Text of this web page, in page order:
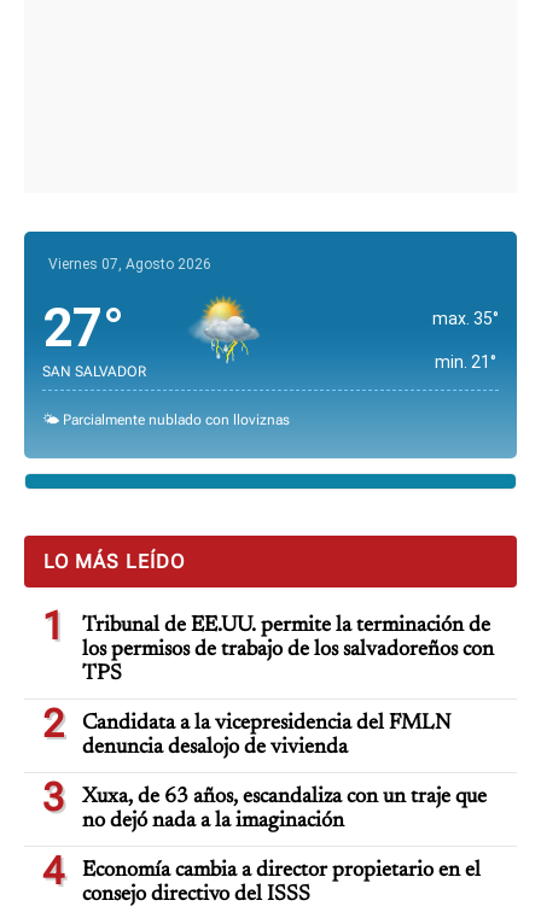
Viernes 07, Agosto 2026
27°
SAN SALVADOR
max. 35°
min. 21°
🌤️ Parcialmente nublado con lloviznas
LO MÁS LEÍDO
1
Tribunal de EE.UU. permite la terminación de
los permisos de trabajo de los salvadoreños con
TPS
2
Candidata a la vicepresidencia del FMLN
denuncia desalojo de vivienda
3
Xuxa, de 63 años, escandaliza con un traje que
no dejó nada a la imaginación
4
Economía cambia a director propietario en el
consejo directivo del ISSS